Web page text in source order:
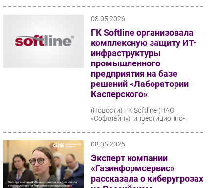
08.05.2026
ГК Softline организовала
комплексную защиту ИТ-
инфраструктуры
промышленного
предприятия на базе
решений «Лаборатории
Касперского»
(Новости) ГК Softline (ПАО
«Софтлайн»), инвестиционно-
технологический холдинг с
фокусом на инновации,
обеспечила информационную
безопасность...
08.05.2026
Эксперт компании
«Газинформсервис»
рассказала о киберугрозах